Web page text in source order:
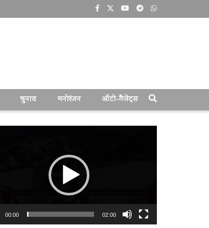
चुनाव मनोरंजन ऑटो-गैजेट्स
00:00 02:00